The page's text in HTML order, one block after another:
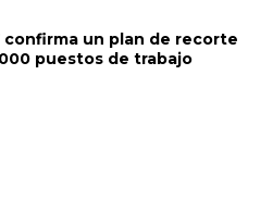
confirma un plan de recorte
puestos de trabajo